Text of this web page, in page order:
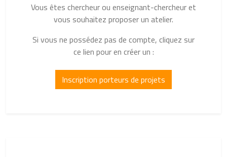
Vous êtes chercheur ou enseignant-chercheur et
vous souhaitez proposer un atelier.
Si vous ne possédez pas de compte, cliquez sur
ce lien pour en créer un :
Inscription porteurs de projets